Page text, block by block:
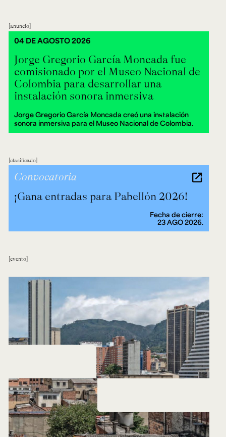
anuncio
Jorge Gregorio García Moncada fue
comisionado por el Museo Nacional de
Colombia para desarrollar una
instalación sonora inmersiva
Jorge Gregorio García Moncada creó una instalación
sonora inmersiva para el Museo Nacional de Colombia.
04 DE AGOSTO 2026
clasificado
¡Gana entradas para Pabellón 2026!
Convocatoria
Fecha de cierre:
23 AGO 2026.
evento